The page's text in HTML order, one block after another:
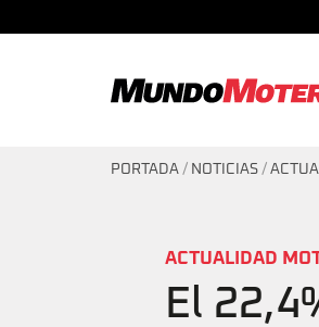
PORTADA / NOTICIAS /
ACTUALIDAD
El